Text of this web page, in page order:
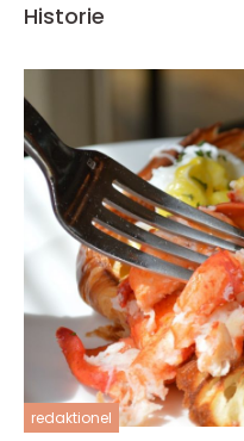
Historie
redaktionel